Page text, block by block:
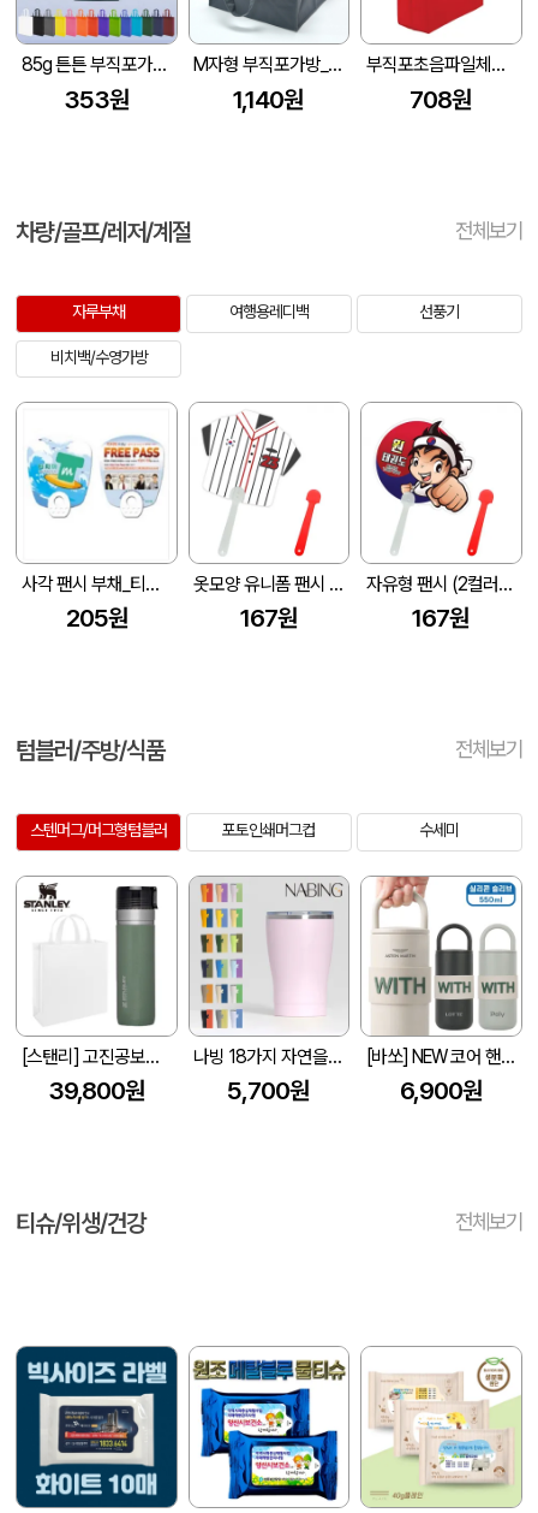
85g 튼튼 부직포가방(M자형) 3종 대/중/소
353원
M자형 부직포가방_도뮤토 (320x270x295mm)
1,140원
부직포초음파일체형(대) (420*160*450mm)
708원
차량/골프/레저/계절 전체보기
자루부채 여행용레디백 선풍기
비치백/수영가방
사각 팬시 부채_티치미 (175 X 190 mm (0.6t))
205원
옷모양 유니폼 팬시 (2컬러) 부채 150&#8709;~190&#8709; (손잡이110mm)
167원
자유형 팬시 (2컬러) 부채 150&#8709;~190&#8709; (손잡이110mm)
167원
텀블러/주방/식품 전체보기
스텐머그/머그형텀블러 포토인쇄머그컵 수세미
[스탠리] 고진공보틀 710ml+부직포가방
39,800원
나빙 18가지 자연을 담은 304 스텐 슬라이드캡 텀블러 350ml
5,700원
[바쏘] NEW 코어 핸들 텀블러 550ml
6,900원
티슈/위생/건강 전체보기